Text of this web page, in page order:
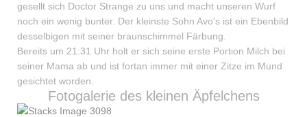
gesellt sich Doctor Strange zu uns und macht unseren Wurf
noch ein wenig bunter. Der kleinste Sohn Avo's ist ein Ebenbild
desselbigen mit seiner braunschimmel Färbung.
Bereits um 21:31 Uhr holt er sich seine erste Portion Milch bei
seiner Mama ab und ist fortan immer mit einer Zitze im Mund
gesichtet worden.
Fotogalerie des kleinen Äpfelchens